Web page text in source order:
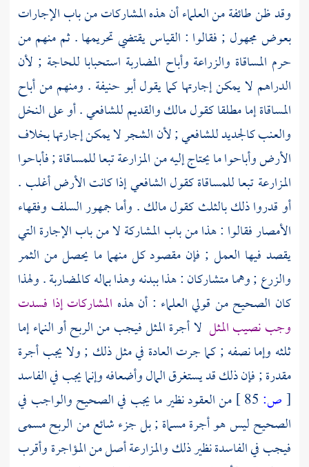
وقد ظن طائفة من العلماء أن هذه المشاركات من باب الإجارات
بعوض مجهول ; فقالوا : القياس يقتضي تحريمها . ثم منهم من
حرم المساقاة والزراعة وأباح المضاربة استحبابا للحاجة ; لأن
الدراهم لا يمكن إجارتها كما يقولأبو حنيفة . ومنهم من أباح
المساقاة إما مطلقا كقولمالكوالقديمللشافعي. أو على النخل
والعنب كالجديدللشافعي; لأن الشجر لا يمكن إجارتها بخلاف
الأرض وأباحوا ما يحتاج إليه من المزارعة تبعا للمساقاة ; فأباحوا
المزارعة تبعا للمساقاة كقولالشافعيإذا كانت الأرض أغلب .
أو قدروا ذلك بالثلث كقولمالك. وأما جمهورالسلف وفقهاء
الأمصار فقالوا : هذا من باب المشاركة لا من باب الإجارة التي
يقصد فيها العمل ; فإن مقصود كل منهما ما يحصل من الثمر
والزرع ; وهما متشاركان : هذا ببدنه وهذا بماله كالمضاربة . ولهذا
كان الصحيح من قولي العلماء : أن هذه المشاركات إذا فسدت
وجب نصيب المثل لا أجرة المثل فيجب من الربح أو النماء إما
ثلثه وإما نصفه ; كما جرت العادة في مثل ذلك ; ولا يجب أجرة
مقدرة ; فإن ذلك قد يستغرق المال وأضعافه وإنما يجب في الفاسد
[ص:
من العقود نظير ما يجب في الصحيح والواجب في
الصحيح ليس هو أجرة مسماة ; بل جزء شائع من الربح مسمى
فيجب في الفاسدة نظير ذلك والمزارعة أصل من المؤاجرة وأقرب